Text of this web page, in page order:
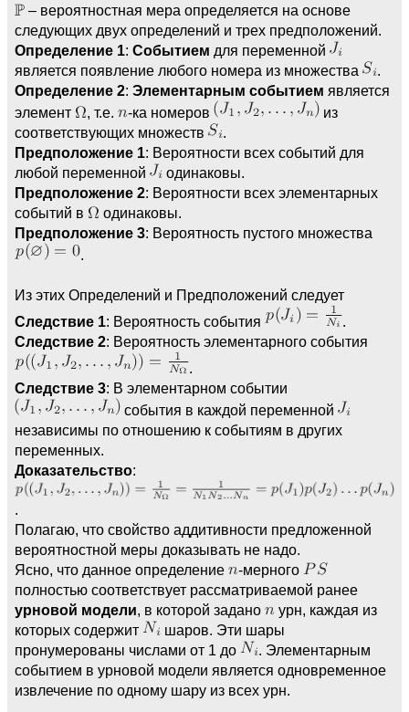
– вероятностная мера определяется на основе
следующих двух определений и трех предположений.
Определение 1: Событием для переменной
является появление любого номера из множества
.
Определение 2: Элементарным событием является
элемент
, т.е. -ка номеров
из
соответствующих множеств
.
Предположение 1: Вероятности всех событий для
любой переменной
одинаковы.
Предположение 2: Вероятности всех элементарных
событий в
одинаковы.
Предположение 3: Вероятность пустого множества
.
Из этих Определений и Предположений следует
Следствие 1: Вероятность события
.
Следствие 2: Вероятность элементарного события
.
Следствие 3: В элементарном событии
события в каждой переменной
независимы по отношению к событиям в других
переменных.
Доказательство:
.
Полагаю, что свойство аддитивности предложенной
вероятностной меры доказывать не надо.
Ясно, что данное определение
-мерного
полностью соответствует рассматриваемой ранее
урновой модели, в которой задано
урн, каждая из
которых содержит
шаров. Эти шары
пронумерованы числами от 1 до
. Элементарным
событием в урновой модели является одновременное
извлечение по одному шару из всех урн.